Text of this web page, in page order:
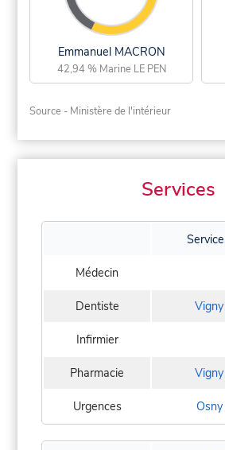
Emmanuel MACRON
42,94 % Marine LE PEN
Source - Ministère de l'intérieur
Services
Médecin
Dentiste Vigny
Infirmier
Pharmacie Vigny
Urgences Osny